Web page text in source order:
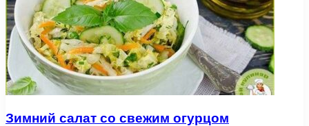
Зимний салат со свежим огурцом